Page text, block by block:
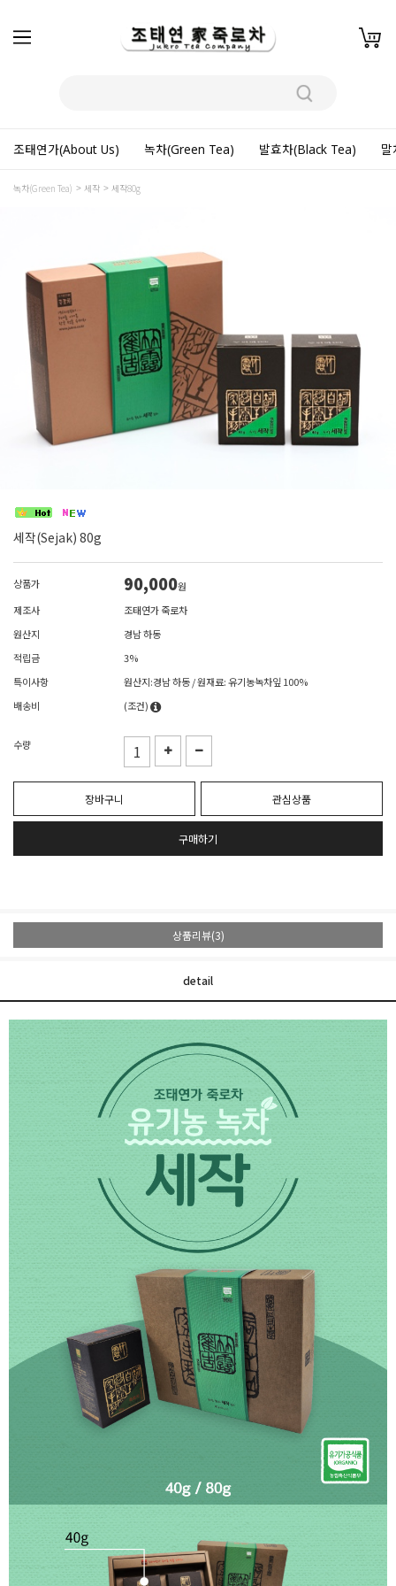
조태연가(About Us) 녹차(Green Tea) 발효차(Black Tea)
녹차(Green Tea) 세작 세작80g
세작(Sejak) 80g
상품가 90,000원
제조사
조태연가 죽로차
원산지
경남 하동
적립금
3%
특이사항
원산지:경남 하동 / 원재료: 유기농녹차잎 100%
배송비
(조건)
수량
장바구니 관심상품
구매하기
상품리뷰(3)
detail